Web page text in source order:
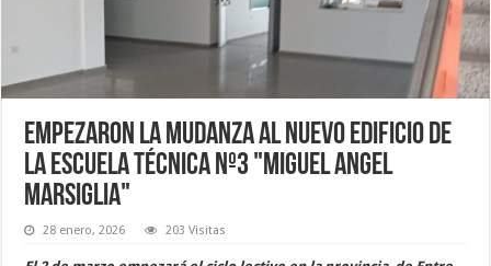
Empezaron la mudanza al nuevo edificio de
la Escuela Técnica Nº3 "Miguel Angel
Marsiglia"
28 enero, 2026 203 Visitas